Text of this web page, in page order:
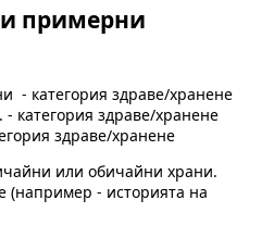
примерни
- категория здраве/хранене
категория здраве/хранене
здраве/хранене
или обичайни храни.
(например - историята на